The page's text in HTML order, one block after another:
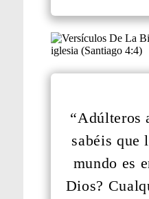
“Adúlteros
sabéis que
mundo es
Dios?